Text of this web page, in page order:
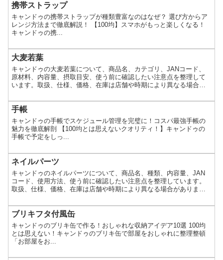
携帯ストラップ
キャンドゥの携帯ストラップが種類豊富なのはなぜ？ 選び方からア
レンジ方法まで徹底解説！ 【100均】スマホがもっと楽しくなる！
キャンドゥの携...
大麦若葉
キャンドゥの大麦若葉について、商品名、カテゴリ、JANコード、
原材料、内容量、摂取目安、使う前に確認したい注意点を整理して
います。取扱、仕様、価格、在庫は店舗や時期により異なる場合が
手帳
キャンドゥの手帳でスケジュール管理を完璧に！コスパ最強手帳の
魅力を徹底解剖 【100均とは思えないクオリティ！】キャンドゥの
手帳で予定をしっ...
ネイルパーツ
キャンドゥのネイルパーツについて、商品名、種類、内容量、JAN
コード、使用方法、使う前に確認したい注意点を整理しています。
取扱、仕様、価格、在庫は店舗や時期により異なる場合がありま
ブリキフタ付風缶
キャンドゥのブリキ缶で作る！おしゃれな収納アイデア10選 100均
とは思えない！キャンドゥのブリキ缶で部屋をおしゃれに整理整頓
「お部屋をお...